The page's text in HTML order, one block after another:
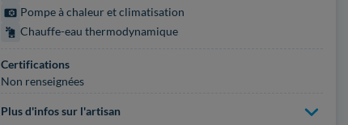
Pompe à chaleur et climatisation
Chauffe-eau thermodynamique
Certifications
Non renseignées
Plus d'infos sur l'artisan